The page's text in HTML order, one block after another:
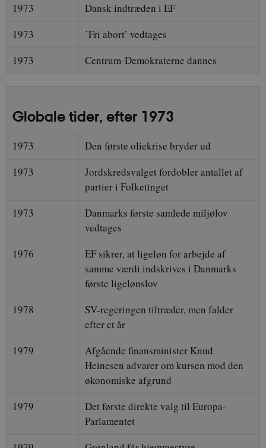
1973
Dansk indtræden i EF
1973
’Fri abort’ vedtages
1973
Centrum-Demokraterne dannes
Globale tider, efter 1973
1973
Den første oliekrise bryder ud
1973
Jordskredsvalget fordobler antallet af
partier i Folketinget
1973
Danmarks første samlede miljølov
vedtages
1976
EF sikrer, at ligeløn for arbejde af
samme værdi indskrives i Danmarks
første ligelønslov
1978
SV-regeringen tiltræder, men falder
efter et år
1979
Afgående finansminister Knud
Heinesen advarer om kursen mod den
økonomiske afgrund
1979
Det første direkte valg til Europa-
Parlamentet